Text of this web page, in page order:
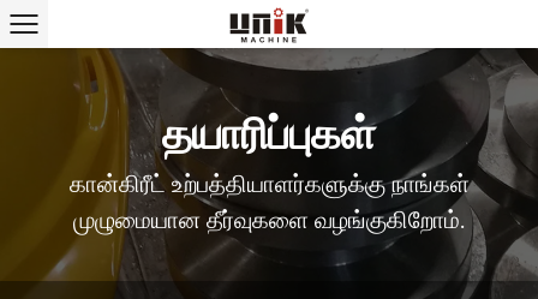
தயாரிப்புகள்
கான்கிரீட் உற்பத்தியாளர்களுக்கு நாங்கள்
முழுமையான தீர்வுகளை வழங்குகிறோம்.